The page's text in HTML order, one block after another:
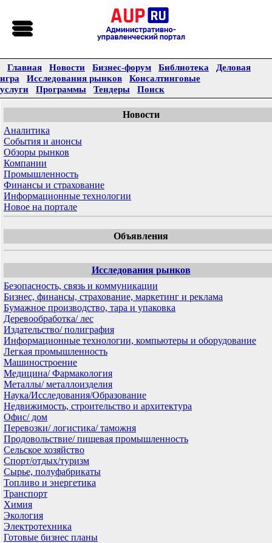
Главная Новости Бизнес-форум Библиотека
Деловая
игра
Исследования рынков
Консалтинговые
услуги
Программы Тендеры Поиск
Новости
Аналитика
События и анонсы
Обзоры рынков
Компании
Промышленность
Финансы и страхование
Информационные технологии
Новое на портале
Объявления
Исследования рынков
Безопасность, связь и коммуникации
Бизнес, финансы, страхование, маркетинг и реклама
Бумажное производство, тара и упаковка
Деревообработка/ лес
Издательство/ полиграфия
Информационные технологии, компьютеры и оборудование
Легкая промышленность
Машиностроение
Медицина/ Фармакология
Металлы/ металлоизделия
Наука/Исследования/Образование
Недвижимость, строительство и архитектура
Офис/ дом
Перевозки/ логистика/ таможня
Продовольствие/ пищевая промышленность
Сельское хозяйство
Спорт/отдых/туризм
Сырье, полуфабрикаты
Топливо и энергетика
Транспорт
Химия
Экология
Электротехника
Готовые бизнес планы